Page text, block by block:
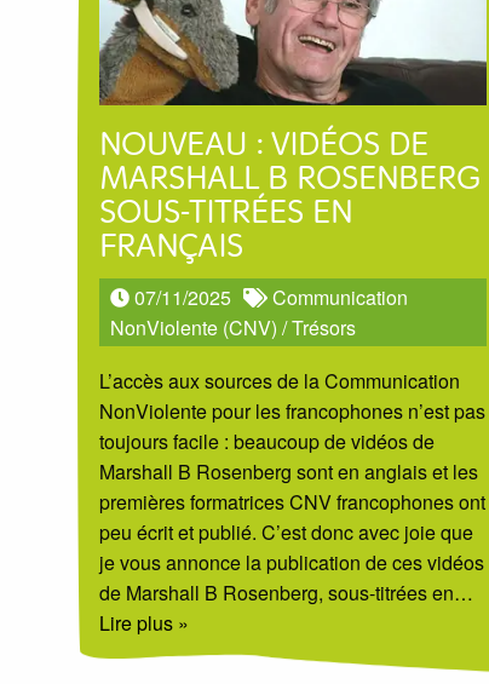
NOUVEAU : VIDÉOS DE
MARSHALL B ROSENBERG
SOUS-TITRÉES EN
FRANÇAIS
07/11/2025
Communication
NonViolente (CNV) /Trésors
L’accès aux sources de la Communication
NonViolente pour les francophones n’est pas
toujours facile : beaucoup de vidéos de
Marshall B Rosenberg sont en anglais et les
premières formatrices CNV francophones ont
peu écrit et publié. C’est donc avec joie que
je vous annonce la publication de ces vidéos
de Marshall B Rosenberg, sous-titrées en…
Lire plus »